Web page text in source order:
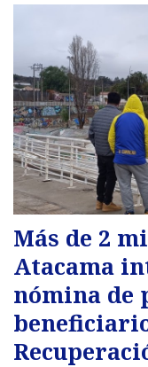
Más de 2
Atacama
nómina de